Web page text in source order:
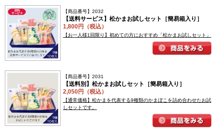
【商品番号】2032
【送料サービス】松かまお試しセット［簡易箱入り］
1,800円（税込）
【お一人様1回限り】初めての方におすすめ「松かまお試しセット」
【商品番号】2031
【送料別】松かまお試しセット［簡易箱入り］
2,050円（税込）
【通常価格】松かまを代表する9種類のかまぼこを詰め合わせたお試
しセットです。